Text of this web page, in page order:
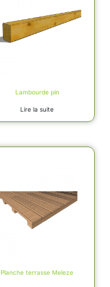
Lambourde pin
Lire la suite
Planche terrasse Meleze